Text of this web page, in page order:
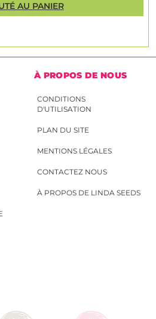
AU PANIER
À PROPOS DE NOUS
CONDITIONS
D'UTILISATION
PLAN DU SITE
MENTIONS LÉGALES
CONTACTEZ NOUS
À PROPOS DE LINDA SEEDS